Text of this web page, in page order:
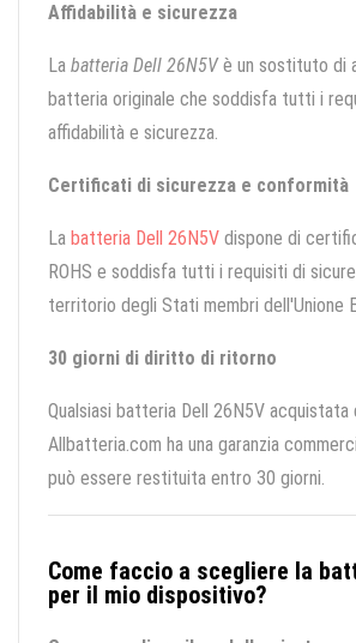
Affidabilità e sicurezza
La batteria Dell 26N5Vè un sostituto di
batteria originale che soddisfa tutti i
affidabilità e sicurezza.
Certificati di sicurezza e conformità
La batteria Dell 26N5V dispone di
ROHS e soddisfa tutti i requisiti di
territorio degli Stati membri dell'Unione
30 giorni di diritto di ritorno
Qualsiasi batteria Dell 26N5V acquistata
Allbatteria.com ha una garanzia
può essere restituita entro 30 giorni.
Come faccio a scegliere la
per il mio dispositivo?